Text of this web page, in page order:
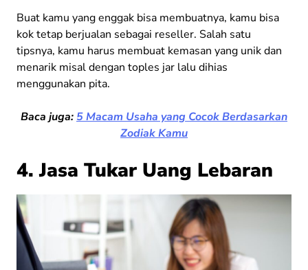
Buat kamu yang enggak bisa membuatnya, kamu bisa
kok tetap berjualan sebagai reseller. Salah satu
tipsnya, kamu harus membuat kemasan yang unik dan
menarik misal dengan toples jar lalu dihias
menggunakan pita.
Baca juga: 5 Macam Usaha yang Cocok Berdasarkan
Zodiak Kamu
4. Jasa Tukar Uang Lebaran